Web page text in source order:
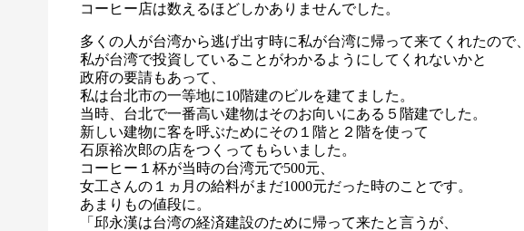
コーヒー店は数えるほどしかありませんでした。
多くの人が台湾から逃げ出す時に私が台湾に帰って来てくれたので
私が台湾で投資していることがわかるようにしてくれないかと
政府の要請もあって、
私は台北市の一等地に10階建のビルを建てました。
当時、台北で一番高い建物はそのお向いにある５階建でした。
新しい建物に客を呼ぶためにその１階と２階を使って
石原裕次郎の店をつくってもらいました。
コーヒー１杯が当時の台湾元で500元、
女工さんの１ヵ月の給料がまだ1000元だった時のことです。
あまりもの値段に。
「邱永漢は台湾の経済建設のために帰って来たと言うが、